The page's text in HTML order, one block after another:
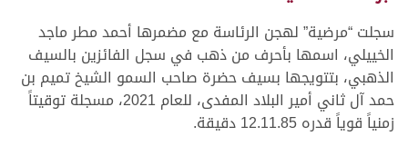
سجلت “مرضية” لهجن الرئاسة مع مضمرها أحمد مطر ماجد
الخييلي، اسمها بأحرف من ذهب في سجل الفائزين بالسيف
الذهبي، بتتويجها بسيف حضرة صاحب السمو الشيخ تميم بن
حمد آل ثاني أمير البلاد المفدى، للعام 2021، مسجلة توقيتاً
زمنياً قوياً قدره 12.11.85 دقيقة.